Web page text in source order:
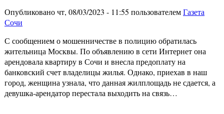
Опубликовано чт, 08/03/2023 - 11:55 пользователемГазета
Сочи
С сообщением о мошенничестве в полицию обратилась
жительница Москвы. По объявлению в сети Интернет она
арендовала квартиру в Сочи и внесла предоплату на
банковский счет владелицы жилья. Однако, приехав в наш
город, женщина узнала, что данная жилплощадь не сдается, а
девушка-арендатор перестала выходить на связь…